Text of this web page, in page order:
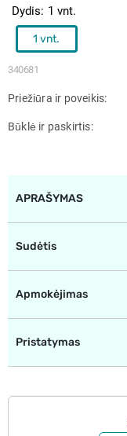
340681
Dydis 1 vnt.
1 vnt.
Priežiūra ir poveikis
Būklė ir paskirtis
APRAŠYMAS
Sudėtis
Apmokėjimas
Pristatymas